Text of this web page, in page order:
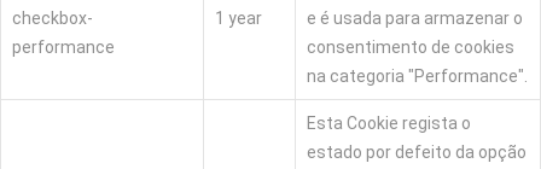
checkbox-
performance
1 year
e é usada para armazenar o
consentimento de cookies
na categoria "Performance".
Esta Cookie regista o
estado por defeito da opção